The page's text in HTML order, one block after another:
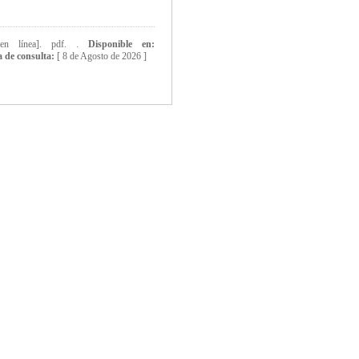
línea]. pdf. . Disponible en:
de consulta: [ 8 de Agosto de 2026 ]